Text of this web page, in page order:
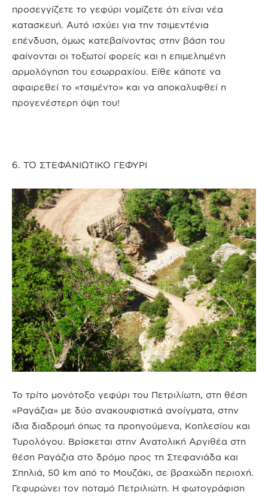
προσεγγίζετε το γεφύρι νομίζετε ότι είναι νέα
κατασκευή. Αυτό ισχύει για την τσιμεντένια
επένδυση, όμως κατεβαίνοντας στην βάση του
φαίνονται οι τοξωτοί φορείς και η επιμελημένη
αρμολόγηση του εσωρραχίου. Είθε κάποτε να
αφαιρεθεί το «τσιμέντο» και να αποκαλυφθεί η
προγενέστερη όψη του!
6. ΤΟ ΣΤΕΦΑΝΙΩΤΙΚΟ ΓΕΦΥΡΙ
Το τρίτο μονότοξο γεφύρι του Πετριλίωτη, στη θέση
«Ραγάζια» με δύο ανακουφιστικά ανοίγματα, στην
ίδια διαδρομή όπως τα προηγούμενα, Κοπλεσίου και
Τυρολόγου. Βρίσκεται στην Ανατολική Αργιθέα στη
θέση Ραγάζια στο δρόμο προς τη Στεφανιάδα και
Σπηλιά, 50 km από το Μουζάκι, σε βραχώδη περιοχή.
Γεφυρώνει τον ποταμό Πετριλιώτη. Η φωτογράφιση